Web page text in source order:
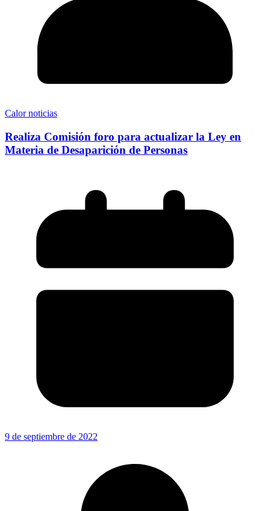
Calor noticias
Realiza Comisión foro para actualizar la Ley en
Materia de Desaparición de Personas
9 de septiembre de 2022